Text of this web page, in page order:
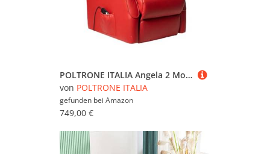
POLTRONE ITALIA Angela 2 Motoren Leder Relaxsessel Aufstehhilfe abziehbar Roller System Rückenlehne Schleife Sitz Mikrofedern Elektrischer Sessel Seniorensessel Bordeaux
von POLTRONE ITALIA
gefunden bei Amazon
749,00 €